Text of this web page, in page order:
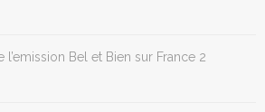
l’emission Bel et Bien sur France 2